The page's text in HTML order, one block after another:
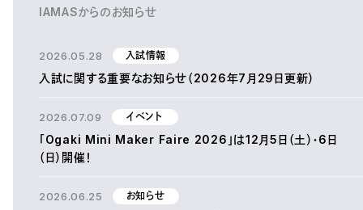
IAMASからのお知らせ
2026.05.28 入試情報
入試に関する重要なお知らせ（2026年7月29日更新）
2026.07.09 イベント
「Ogaki Mini Maker Faire 2026」は12月5日（土）・6日
（日）開催！
2026.06.25 お知らせ